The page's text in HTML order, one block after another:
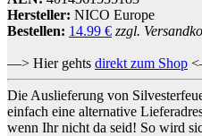
Hersteller: NICO Europe
Bestellen: 14.99 € zzgl.
—> Hier gehts direkt zum Shop
Die Auslieferung von
einfach eine alternative
wenn Ihr nicht da seid! So wird